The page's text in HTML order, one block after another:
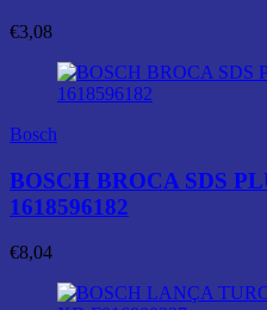
€3,08
Bosch
BOSCH BROCA SDS
1618596182
€8,04